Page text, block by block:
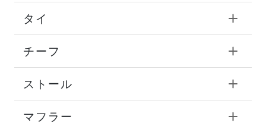
タイ
チーフ
ストール
マフラー